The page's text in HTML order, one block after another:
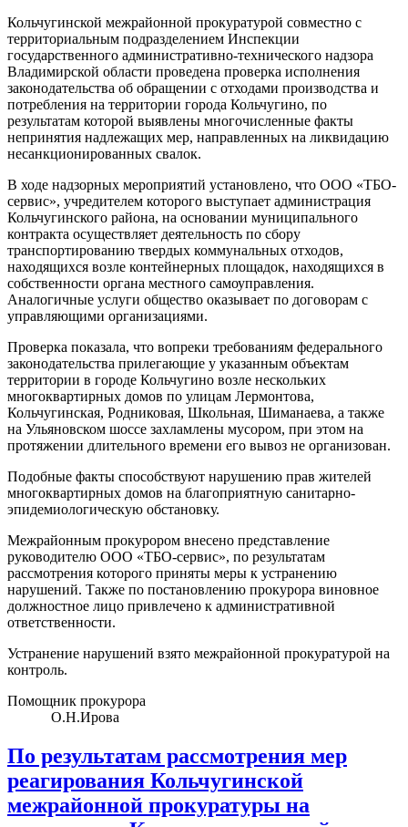
Кольчугинской межрайонной прокуратурой совместно с
территориальным подразделением Инспекции
государственного административно-технического надзора
Владимирской области проведена проверка исполнения
законодательства об обращении с отходами производства и
потребления на территории города Кольчугино, по
результатам которой выявлены многочисленные факты
непринятия надлежащих мер, направленных на ликвидацию
несанкционированных свалок.
В ходе надзорных мероприятий установлено, что ООО «ТБО-
сервис», учредителем которого выступает администрация
Кольчугинского района, на основании муниципального
контракта осуществляет деятельность по сбору
транспортированию твердых коммунальных отходов,
находящихся возле контейнерных площадок, находящихся в
собственности органа местного самоуправления.
Аналогичные услуги общество оказывает по договорам с
управляющими организациями.
Проверка показала, что вопреки требованиям федерального
законодательства прилегающие у указанным объектам
территории в городе Кольчугино возле нескольких
многоквартирных домов по улицам Лермонтова,
Кольчугинская, Родниковая, Школьная, Шиманаева, а также
на Ульяновском шоссе захламлены мусором, при этом на
протяжении длительного времени его вывоз не организован.
Подобные факты способствуют нарушению прав жителей
многоквартирных домов на благоприятную санитарно-
эпидемиологическую обстановку.
Межрайонным прокурором внесено представление
руководителю ООО «ТБО-сервис», по результатам
рассмотрения которого приняты меры к устранению
нарушений. Также по постановлению прокурора виновное
должностное лицо привлечено к административной
ответственности.
Устранение нарушений взято межрайонной прокуратурой на
контроль.
Помощник прокурора
О.Н.Ирова
По результатам рассмотрения мер
реагирования Кольчугинской
межрайонной прокуратуры на